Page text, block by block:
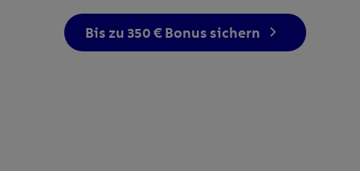
Bis zu 350 € Bonus sichern